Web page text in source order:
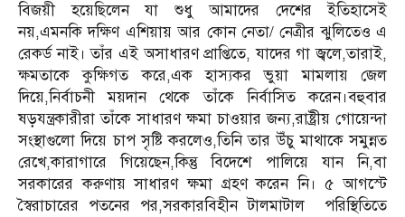
বিজয়ী হয়েছিলেন যা শুধু আমাদের দেশের ইতিহাসেই
নয়,এমনকি দক্ষিণ এশিয়ায় আর কোন নেতা/ নেত্রীর ঝুলিতেও এ
রেকর্ড নাই। তাঁর এই অসাধারণ প্রাপ্তিতে, যাদের গা জ্বলে,তারাই,
ক্ষমতাকে কুক্ষিগত করে,এক হাস্যকর ভুয়া মামলায় জেল
দিয়ে,নির্বাচনী ময়দান থেকে তাঁকে নির্বাসিত করেন।বহুবার
ষড়যন্ত্রকারীরা তাঁকে সাধারণ ক্ষমা চাওয়ার জন্য,রাষ্ট্রীয় গোয়েন্দা
সংস্থাগুলো দিয়ে চাপ সৃষ্টি করলেও,তিনি তার উঁচু মাথাকে সমুন্নত
রেখে,কারাগারে গিয়েছেন,কিন্তু বিদেশে পালিয়ে যান নি,বা
সরকারের করুণায় সাধারণ ক্ষমা গ্রহণ করেন নি। ৫ আগস্টে
স্বৈরাচারের পতনের পর,সরকারবিহীন টালমাটাল পরিস্থিতিতে